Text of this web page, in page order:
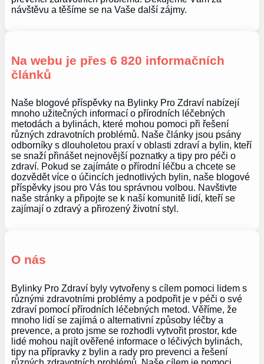
návštěvu a těšíme se na Vaše další zájmy.
Na webu je přes 6 820 informačních
článků
Naše blogové příspěvky na Bylinky Pro Zdraví nabízejí
mnoho užitečných informací o přírodních léčebných
metodách a bylinách, které mohou pomoci při řešení
různých zdravotních problémů. Naše články jsou psány
odborníky s dlouholetou praxí v oblasti zdraví a bylin, kteří
se snaží přinášet nejnovější poznatky a tipy pro péči o
zdraví. Pokud se zajímáte o přírodní léčbu a chcete se
dozvědět více o účincích jednotlivých bylin, naše blogové
příspěvky jsou pro Vás tou správnou volbou. Navštivte
naše stránky a připojte se k naší komunitě lidí, kteří se
zajímají o zdravý a přirozený životní styl.
O nás
Bylinky Pro Zdraví byly vytvořeny s cílem pomoci lidem s
různými zdravotními problémy a podpořit je v péči o své
zdraví pomocí přírodních léčebných metod. Věříme, že
mnoho lidí se zajímá o alternativní způsoby léčby a
prevence, a proto jsme se rozhodli vytvořit prostor, kde
lidé mohou najít ověřené informace o léčivých bylinách,
tipy na přípravky z bylin a rady pro prevenci a řešení